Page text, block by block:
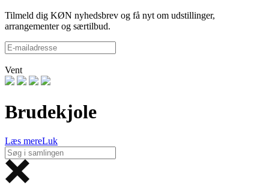
Tilmeld dig KØN nyhedsbrev og få nyt om udstillinger,
arrangementer og særtilbud.
Vent
Brudekjole
Læs mereLuk